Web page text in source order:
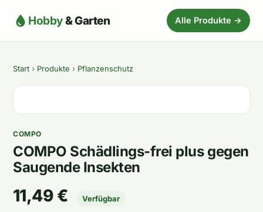
Hobby& Garten Alle Produkte →
Start › Produkte › Pflanzenschutz
COMPO
COMPO Schädlings-frei plus gegen
Saugende Insekten
11,49 € Verfügbar